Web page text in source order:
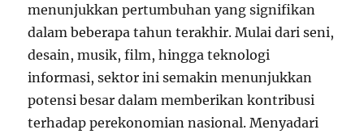
menunjukkan pertumbuhan yang signifikan
dalam beberapa tahun terakhir. Mulai dari seni,
desain, musik, film, hingga teknologi
informasi, sektor ini semakin menunjukkan
potensi besar dalam memberikan kontribusi
terhadap perekonomian nasional. Menyadari